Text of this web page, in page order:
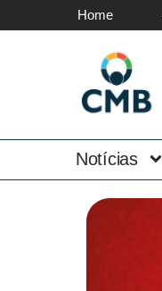
Home
Notícias